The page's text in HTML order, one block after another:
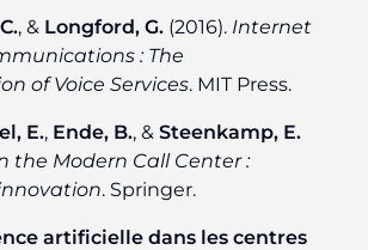
, & Longford, G. (2016). Internet
: The
of Voice Services. MIT Press.
E., Ende, B., & Steenkamp, E.
the Modern Call Center :
. Springer.
artificielle dans les centres